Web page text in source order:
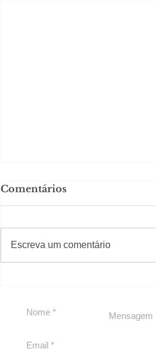
Solteirou!
Comentários
Escreva um comentário